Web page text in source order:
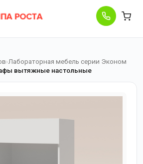
Лабораторная мебель серии Эконом
вытяжные настольные